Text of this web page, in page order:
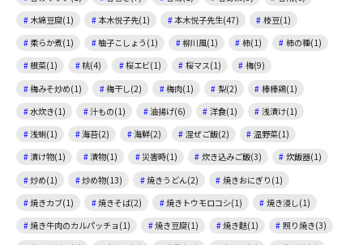
木綿豆腐(1)
本木悦子先(1) 本木悦子先生(47)
枝豆(1)
柔らか煮(1)
柚子こしょう(1) 柳川風(1) 柿(1)
柿の種(1)
根菜(1)
桃(4) 桜エビ(1) 桜マス(1)
梅(9)
梅みそ炒め(1)
梅干し(2) 梅肉(1) 梨(2)
棒棒鶏(1)
水炊き(1)
汁もの(1) 油揚げ(6) 洋食(1)
浅漬け(1)
浅蜊(1)
海苔(2) 海鮮(2) 混ぜご飯(2)
温野菜(1)
漬け物(1)
漬物(1) 災害時(1) 炊き込みご飯(3)
炊飯器(1)
炒め(1)
炒め物(13) 焼きうどん(2)
焼きおにぎり(1)
焼きカブ(1)
焼きそば(2) 焼きトウモロコシ(1)
焼き浸し(1)
焼き牛肉のカルパッチョ(1)
焼き豆腐(1) 焼き麩(1)
照り焼き(3)